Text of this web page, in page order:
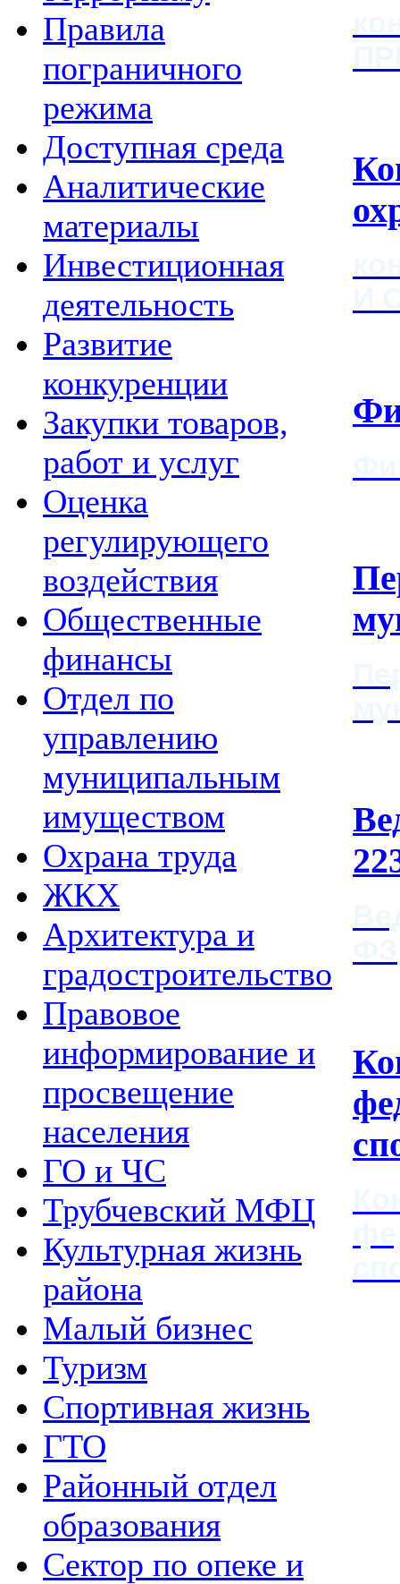
Правила
пограничного
режима
Доступная среда
Аналитические
материалы
Инвестиционная
деятельность
Развитие
конкуренции
Закупки товаров,
работ и услуг
Оценка
регулирующего
воздействия
Общественные
финансы
Отдел по
управлению
муниципальным
имуществом
Охрана труда
ЖКХ
Архитектура и
градостроительство
Правовое
информирование и
просвещение
населения
ГО и ЧС
Трубчевский МФЦ
Культурная жизнь
района
Малый бизнес
Туризм
Спортивная жизнь
ГТО
Районный отдел
образования
Сектор по опеке и